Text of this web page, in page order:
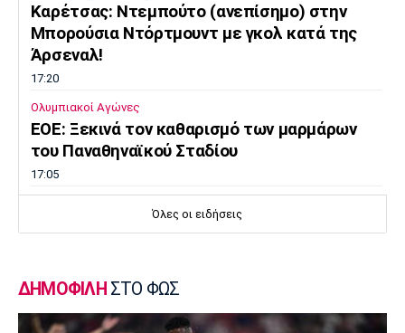
Kαρέτσας: Ντεμπούτο (ανεπίσημο) στην
Μπορούσια Ντόρτμουντ με γκολ κατά της
Άρσεναλ!
17:20
Ολυμπιακοί Αγώνες
EOE: Ξεκινά τον καθαρισμό των μαρμάρων
του Παναθηναϊκού Σταδίου
17:05
Φεύγουν οι αδειούχοι του Αυγούστου
Oλυμπιακός: Αμετακίνητος στα 3 εκατ. ευρώ
για τον Γουόκαπ, από την Ντουμπάι!
Όλες οι ειδήσεις
ΔΗΜΟΦΙΛΗ ΣΤΟ ΦΩΣ